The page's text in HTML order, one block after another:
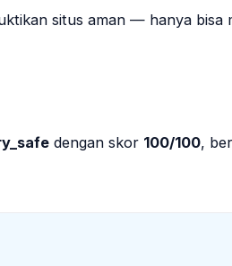
situs aman — hanya bisa
dengan skor 100/100,